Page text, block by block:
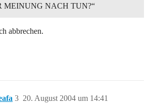
MEINUNG NACH TUN?“
abbrechen.
20. August 2004 um 14:41
3